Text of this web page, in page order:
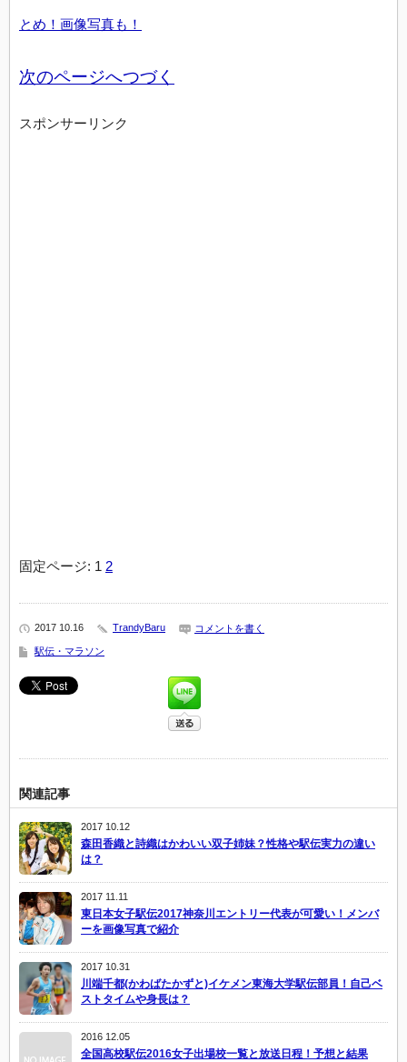
とめ！画像写真も！
次のページへつづく
スポンサーリンク
固定ページ: 1 2
2017 10.16 TrandyBaru コメントを書く
駅伝・マラソン
関連記事
2017 10.12
森田香織と詩織はかわいい双子姉妹？性格や駅伝実力の違い
は？
2017 11.11
東日本女子駅伝2017神奈川エントリー代表が可愛い！メンバ
ーを画像写真で紹介
2017 10.31
川端千都(かわばたかずと)イケメン東海大学駅伝部員！自己ベ
ストタイムや身長は？
2016 12.05
全国高校駅伝2016女子出場校一覧と放送日程！予想と結果